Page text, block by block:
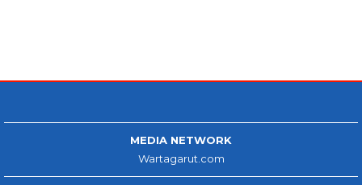
MEDIA NETWORK
Wartagarut.com